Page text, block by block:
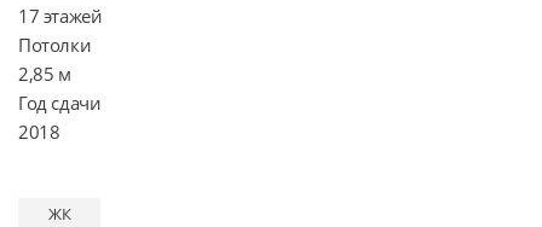
17 этажей
Потолки
2,85 м
Год сдачи
ЖК